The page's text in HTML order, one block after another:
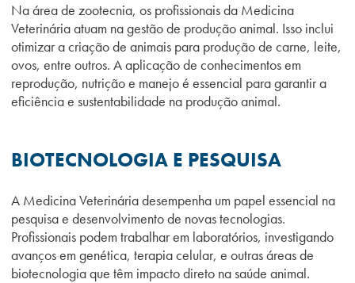
Na área de zootecnia, os profissionais da Medicina
Veterinária atuam na gestão de produção animal. Isso inclui
otimizar a criação de animais para produção de carne, leite,
ovos, entre outros. A aplicação de conhecimentos em
reprodução, nutrição e manejo é essencial para garantir a
eficiência e sustentabilidade na produção animal.
BIOTECNOLOGIA E PESQUISA
A Medicina Veterinária desempenha um papel essencial na
pesquisa e desenvolvimento de novas tecnologias.
Profissionais podem trabalhar em laboratórios, investigando
avanços em genética, terapia celular, e outras áreas de
biotecnologia que têm impacto direto na saúde animal.